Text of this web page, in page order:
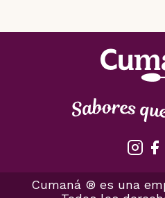
Cumaná ® es una